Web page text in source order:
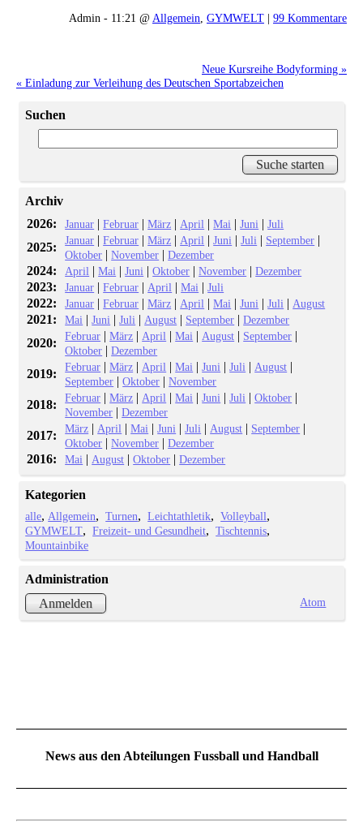
Admin - 11:21 @ Allgemein GYMWELT | 99 Kommentare
Neue Kursreihe Bodyforming »
« Einladung zur Verleihung des Deutschen Sportabzeichen
Suchen
Archiv
2026:
Januar |Februar |März | April |Mai |Juni |Juli
2025: Januar |Februar |März | April |Juni |Juli | September |
Oktober |November |Dezember
2024: April |Mai |Juni |Oktober |November |Dezember
2023: Januar |Februar | April |Mai |Juli
2022: Januar |Februar |März | April |Mai |Juni |Juli | August
2021: Mai |Juni |Juli | August | September |Dezember
2020: Februar |März | April |Mai | August | September |
Oktober |Dezember
2019: Februar |März | April |Mai |Juni |Juli | August |
September |Oktober |November
2018: Februar |März | April |Mai |Juni |Juli |Oktober |
November |Dezember
2017: März | April |Mai |Juni |Juli | August | September |
Oktober |November |Dezember
2016: Mai | August |Oktober |Dezember
Kategorien
alle Allgemein Turnen Leichtathletik
Volleyball
GYMWELT
Freizeit- und Gesundheit
Tischtennis
Mountainbike
Administration
Anmelden
Atom
News aus den Abteilungen Fussball und Handball